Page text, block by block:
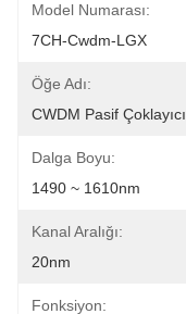
Model Numarası:
7CH-Cwdm-LGX
Öğe Adı:
CWDM Pasif Çoklayıcı
Dalga Boyu:
1490 ~ 1610nm
Kanal Aralığı:
20nm
Fonksiyon: